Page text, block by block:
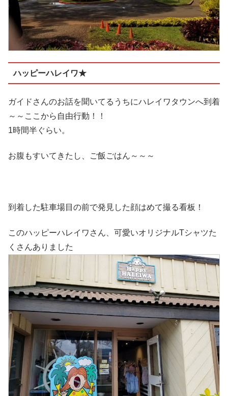
ハッピーハレイワ★
ガイドさんのお話を聞いてるうちにハレイワタウンへ到着
～～ここから自由行動！！
1時間半ぐらい。
お腹もすいてきたし、ご飯ごはん～～～
到着した駐車場目の前で発見した顔はめて撮る看板！
このハッピーハレイワさん、可愛いオリジナルTシャツた
くさんありました